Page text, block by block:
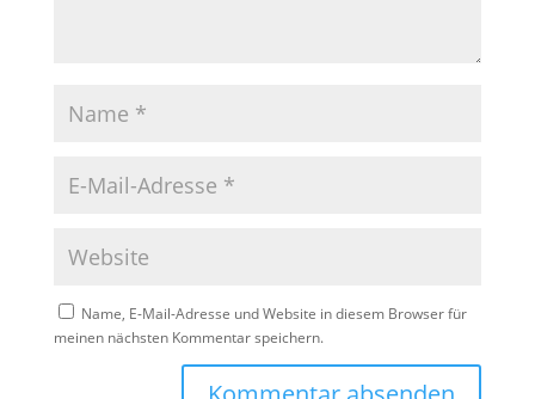
Name, E-Mail-Adresse und Website in diesem Browser für
meinen nächsten Kommentar speichern.